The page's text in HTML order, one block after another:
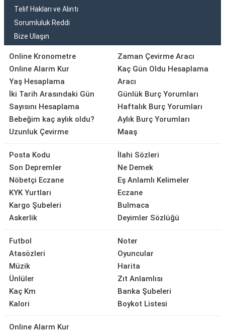
Telif Hakları ve Alıntı
Sorumluluk Reddi
Bize Ulaşın
Online Kronometre
Online Alarm Kur
Yaş Hesaplama
İki Tarih Arasındaki Gün
Sayısını Hesaplama
Bebeğim kaç aylık oldu?
Uzunluk Çevirme
Zaman Çevirme Aracı
Kaç Gün Oldu Hesaplama
Aracı
Günlük Burç Yorumları
Haftalık Burç Yorumları
Aylık Burç Yorumları
Maaş
Posta Kodu
Son Depremler
Nöbetçi Eczane
KYK Yurtları
Kargo Şubeleri
Askerlik
İlahi Sözleri
Ne Demek
Eş Anlamlı Kelimeler
Eczane
Bulmaca
Deyimler Sözlüğü
Futbol
Atasözleri
Müzik
Ünlüler
Kaç Km
Kalori
Noter
Oyuncular
Harita
Zıt Anlamlısı
Banka Şubeleri
Boykot Listesi
Online Alarm Kur